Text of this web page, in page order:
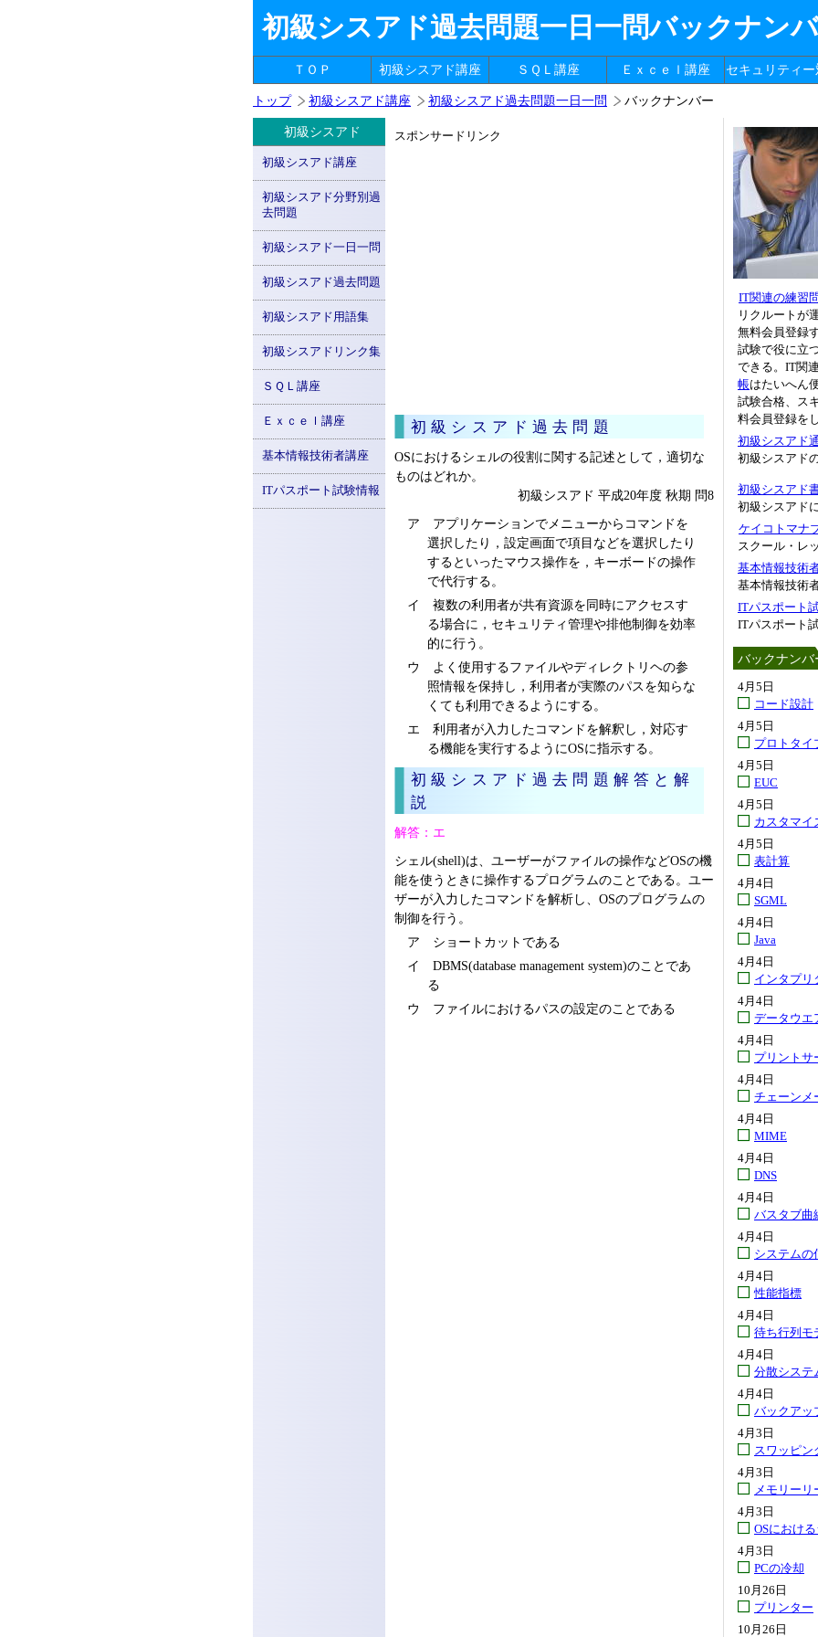
初級シスアド過去問題一日一問バックナン
ＴＯＰ 初級シスアド講座 ＳＱＬ講座 Ｅｘｃｅｌ講座 セキュリティ
トップ 初級シスアド講座 初級シスアド過去問題一日一問 バックナンバー
スポンサードリンク
初級シスアド過去問題
OSにおけるシェルの役割に関する記述として，適切な
ものはどれか。
初級シスアド 平成20年度 秋期 問8
ア アプリケーションでメニューからコマンドを
選択したり，設定画面で項目などを選択したり
するといったマウス操作を，キーボードの操作
で代行する。
イ 複数の利用者が共有資源を同時にアクセスす
る場合に，セキュリティ管理や排他制御を効率
的に行う。
ウ よく使用するファイルやディレクトリヘの参
照情報を保持し，利用者が実際のパスを知らな
くても利用できるようにする。
エ 利用者が入力したコマンドを解釈し，対応す
る機能を実行するようにOSに指示する。
初級シスアド過去問題解答と解
説
解答：エ
シェル(shell)は、ユーザーがファイルの操作などOSの機
能を使うときに操作するプログラムのことである。ユー
ザーが入力したコマンドを解析し、OSのプログラムの
制御を行う。
ア ショートカットである
イ DBMS(database management system)のことであ
る
ウ ファイルにおけるパスの設定のことである
IT関連の練習
リクルートが
無料会員登録
試験で役に立
できる。IT関
帳はたいへん
試験合格、ス
料会員登録を
初級シスアド
初級シスアド
初級シスアド
初級シスアド
ケイコトマナ
スクール・レ
基本情報技術
基本情報技術
ITパスポート
ITパスポート
バックナンバ
4月5日
コード設計
4月5日
プロトタイ
4月5日
EUC
4月5日
カスタマイ
4月5日
表計算
4月4日
SGML
4月4日
Java
4月4日
インタプリ
4月4日
データウエ
4月4日
プリントサ
4月4日
チェーンメ
4月4日
MIME
4月4日
DNS
4月4日
バスタブ曲
4月4日
システムの
4月4日
性能指標
4月4日
待ち行列モ
4月4日
分散システ
4月4日
バックアッ
4月3日
スワッピン
4月3日
メモリーリ
4月3日
OSにおけ
4月3日
PCの冷却
10月26日
プリンター
10月26日
初級シスアド
初級シスアド講座
初級シスアド分野別過
去問題
初級シスアド一日一問
初級シスアド過去問題
初級シスアド用語集
初級シスアドリンク集
ＳＱＬ講座
Ｅｘｃｅｌ講座
基本情報技術者講座
ITパスポート試験情報